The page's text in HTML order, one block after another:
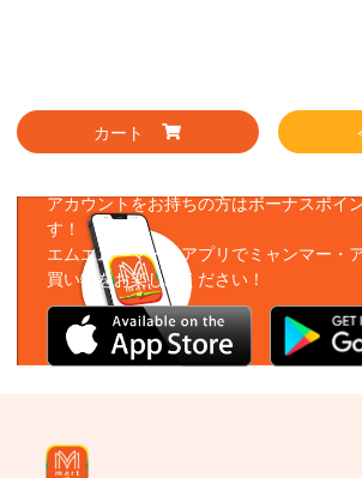
カート
アカウントをお持ちの方はボーナスポイ
す！
エムエムーマートアプリでミャンマー・
買い物をお楽しみください！